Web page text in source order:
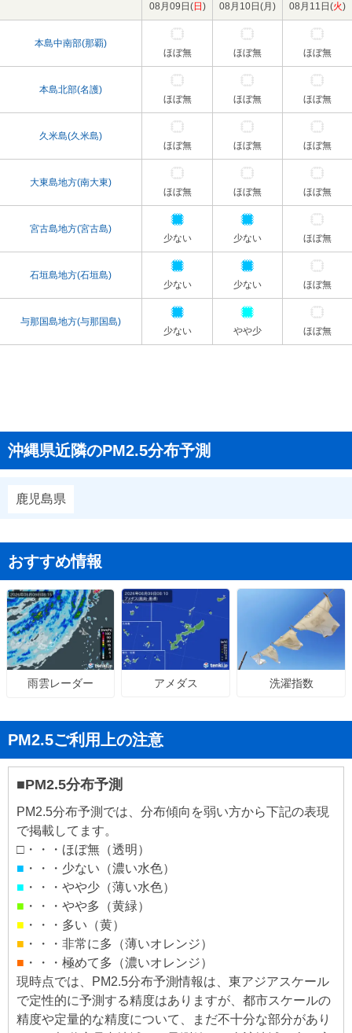
08月09日(日 ) 08月10日(月 ) 08月11日(火)
本島中南部(那覇)
ほぼ無
ほぼ無 ほぼ無
本島北部(名護)
ほぼ無
ほぼ無 ほぼ無
久米島(久米島)
ほぼ無
ほぼ無 ほぼ無
大東島地方(南大東)
ほぼ無
ほぼ無 ほぼ無
宮古島地方(宮古島)
少ない
少ない ほぼ無
石垣島地方(石垣島)
少ない
少ない ほぼ無
与那国島地方(与那国島)
少ない
やや少 ほぼ無
沖縄県近隣のPM2.5分布予測
鹿児島県
おすすめ情報
雨雲レーダー アメダス 洗濯指数
PM2.5ご利用上の注意
■PM2.5分布予測
PM2.5分布予測では、分布傾向を弱い方から下記の表現
で掲載してます。
□・・・ほぼ無（透明）
■ ・・・少ない（濃い水色）
■ ・・・やや少（薄い水色）
■ ・・・やや多（黄緑）
■ ・・・多い（黄）
■ ・・・非常に多（薄いオレンジ）
■ ・・・極めて多（濃いオレンジ）
現時点では、PM2.5分布予測情報は、東アジアスケール
で定性的に予測する精度はありますが、都市スケールの
精度や定量的な精度について、まだ不十分な部分があり